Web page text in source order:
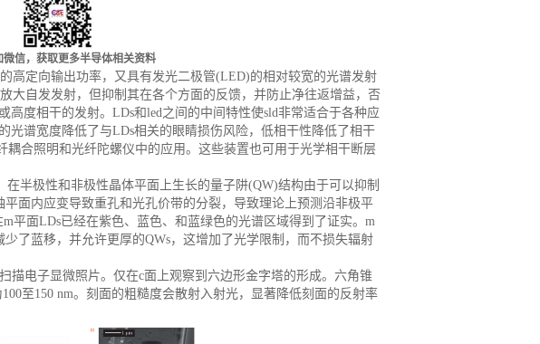
微信，获取更多半导体相关资料
高定向输出功率，又具有发光二极管(LED)的相对较宽的光谱发射
大自发发射，但抑制其在各个方面的反馈，并防止净往返增益，否
高度相干的发射。LDs和led之间的中间特性使sld非常适合于各种应
光谱宽度降低了与LDs相关的眼睛损伤风险，低相干性降低了相干
耦合照明和光纤陀螺仪中的应用。这些装置也可用于光学相干断层
在半极性和非极性晶体平面上生长的量子阱(QW)结构由于可以抑制
面内应变导致重孔和光孔价带的分裂，导致理论上预测沿非极平
平面LDs已经在紫色、蓝色、和蓝绿色的光谱区域得到了证实。m
了蓝移，并允许更厚的QWs，这增加了光学限制，而不损失辐射
描电子显微照片。仅在c面上观察到六边形金字塔的形成。六角锥
至150 nm。刻面的粗糙度会散射入射光，显著降低刻面的反射率